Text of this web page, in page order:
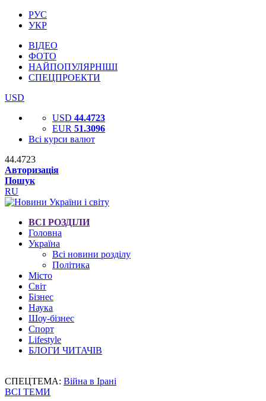
РУС
УКР
ВІДЕО
ФОТО
НАЙПОПУЛЯРНІШІ
СПЕЦПРОЕКТИ
USD
USD 44.4723
EUR 51.3096
Всі курси валют
44.4723
Авторизація
Пошук
RU
ВСІ РОЗДІЛИ
Головна
Україна
Всі новини розділу
Політика
Місто
Світ
Бізнес
Наука
Шоу-бізнес
Спорт
Lifestyle
БЛОГИ ЧИТАЧІВ
СПЕЦТЕМА: Війна в Ірані
ВСІ ТЕМИ